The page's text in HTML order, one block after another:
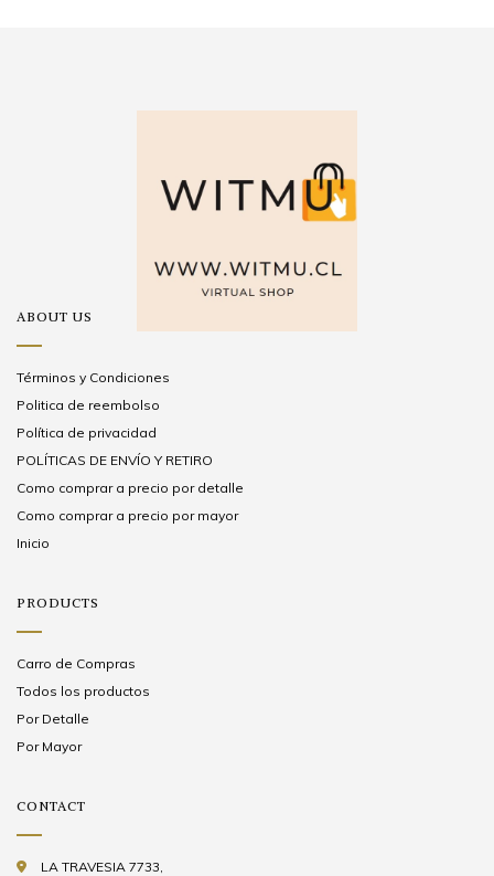
ABOUT US
Términos y Condiciones
Politica de reembolso
Política de privacidad
POLÍTICAS DE ENVÍO Y RETIRO
Como comprar a precio por detalle
Como comprar a precio por mayor
Inicio
PRODUCTS
Carro de Compras
Todos los productos
Por Detalle
Por Mayor
CONTACT
LA TRAVESIA 7733,